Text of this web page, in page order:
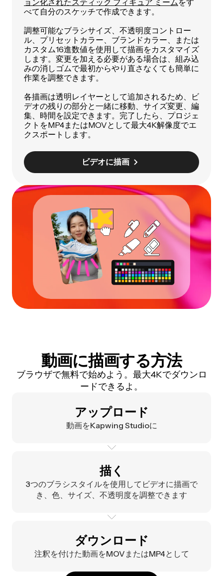
べて自分のスケッチで作成できます。
調整可能なブラシサイズ、不透明度コントロー
ル、プリセットカラー、ブランドカラー、または
カスタム16進数値を使用して描画をカスタマイズ
します。変更を加える必要がある場合は、組み込
みの消しゴムで最初からやり直さなくても簡単に
作業を調整できます。
各描画は透明レイヤーとして追加されるため、ビ
デオの残りの部分と一緒に移動、サイズ変更、編
集、時間を設定できます。完了したら、プロジェ
クトをMP4またはMOVとして最大4K解像度でエ
クスポートします。
ビデオに描画
動画に描画する方法
ブラウザで無料で始めよう。最大4Kでダウンロ
ードできるよ。
アップロード
動画をKapwing Studioに
描く
3つのブラシスタイルを使用してビデオに描画で
き、色、サイズ、不透明度を調整できます
ダウンロード
注釈を付けた動画をMOVまたはMP4として